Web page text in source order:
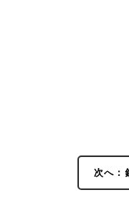
次へ：